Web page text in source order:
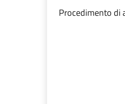
Procedimento di